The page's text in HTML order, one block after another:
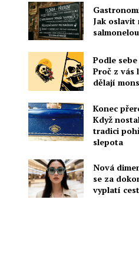
Jak oslavit
Podle
Proč z vás
dělají
Konec
Když
tradici
slepota
Nová
se za
vyplatí